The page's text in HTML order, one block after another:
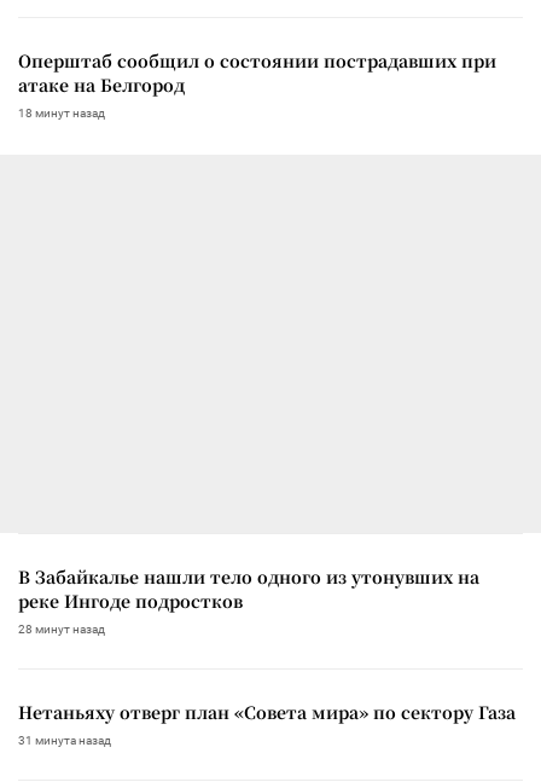
Оперштаб сообщил о состоянии пострадавших при
атаке на Белгород
18 минут назад
В Забайкалье нашли тело одного из утонувших на
реке Ингоде подростков
28 минут назад
Нетаньяху отверг план «Совета мира» по сектору Газа
31 минута назад